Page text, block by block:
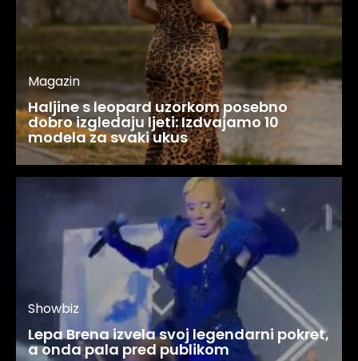
Magazin
Haljine s leopard uzorkom posebno
dobro izgledaju ljeti: Izdvajamo 10
modela za svaki ukus
Showbiz
Lepa Brena izvela svoj legendarni pokret,
a onda pala pred publikom